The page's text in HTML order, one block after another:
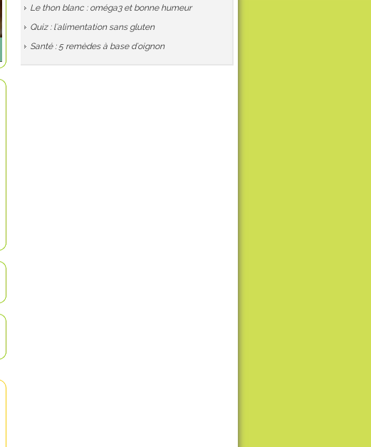
Le thon blanc : oméga3 et bonne humeur
Quiz : l'alimentation sans gluten
Santé : 5 remèdes à base d'oignon